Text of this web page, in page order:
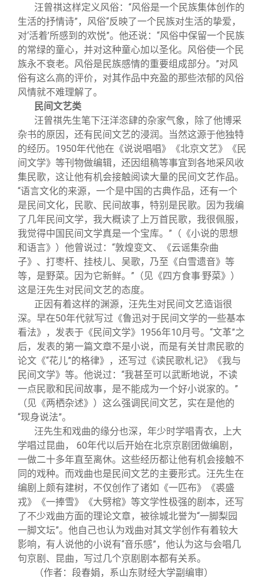
汪曾祺这样定义风俗：“风俗是一个民族集体创作的
生活的抒情诗”，风俗“反映了一个民族对生活的挚爱，
对‘活着’所感到的欢悦”。他还说：“风俗中保留一个民族
的常绿的童心，并对这种童心加以圣化。风俗使一个民
族永不衰老。风俗是民族感情的重要组成部分。”对风
俗有这么高的评价，对其作品中充盈的那些浓郁的风俗
风情就不难理解了。
民间文艺类
汪曾祺先生笔下汪洋恣肆的杂家气象，除了他博采
杂书的原因，还有民间文艺的浸润。当然这源于他独特
的经历。1950年代他在《说说唱唱》《北京文艺》《民
间文学》等刊物做编辑，还因组稿等事宜到各地采风收
集民歌，这让他有机会接触阅读大量的民间文艺作品。
“语言文化的来源，一个是中国的古典作品，还有一个
是民间文化，民歌、民间故事，特别是民歌。因为我编
了几年民间文学，我大概读了上万首民歌，我很佩服，
我觉得中国民间文学真是一个宝库。”（《小说的思想
和语言》）他曾说过：“敦煌变文、《云谣集杂曲
子》、打枣杆、挂枝儿、吴歌，乃至《白雪遗音》等
等，是野菜。因为它新鲜。”（见《四方食事·野菜》）
这是汪先生对民间文艺的态度。
正因有着这样的渊源，汪先生对民间文艺造诣很
深。早在50年代就写过《鲁迅对于民间文学的一些基本
看法》，发表于《民间文学》1956年10月号。“文革”之
后，发表的第一篇文章不是小说，而是有关甘肃民歌的
论文《“花儿”的格律》，还写过《读民歌札记》《我与
民间文学》等。他说过：“我甚至可以武断地说，不读
一点民歌和民间故事，是不能成为一个好小说家的。”
（见《两栖杂述》）这么强调民间文艺，实在是他的
“现身说法”。
汪先生和戏曲的缘分也深，年少时学唱青衣，上大
学唱过昆曲， 60年代以后开始在北京京剧团做编剧，
一做二十多年直至离休。这些经历都让他有机会接触不
同的戏种。而戏曲也是民间文艺的主要形式。汪先生在
编剧上颇有建树，不仅创作了诸如《一匹布》《裘盛
戎》《一捧雪》《大劈棺》等文学性极强的剧本，还写
了不少戏曲方面的理论文章，被徐城北誉为“一脚梨园
一脚文坛”。他自己也认为戏曲对其文学创作有着较大
影响，有人说他的小说有“音乐感”，他认为这与会唱几
句京剧、昆曲，写过几个京剧剧本都有关系。
（作者：段春娟，系山东财经大学副编审）